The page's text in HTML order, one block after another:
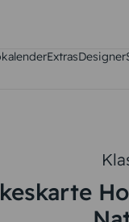
Extras